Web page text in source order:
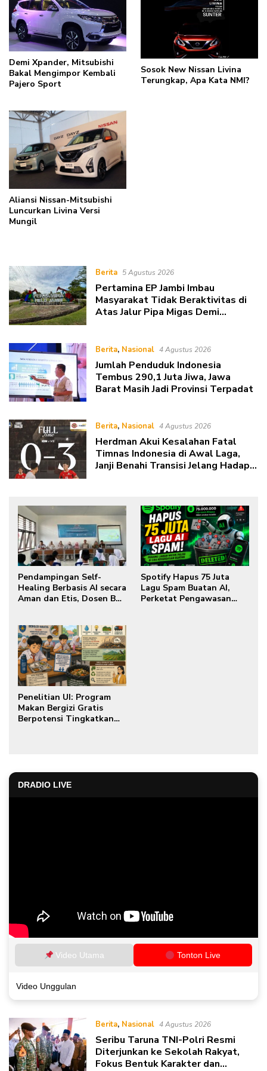
Demi Xpander, Mitsubishi
Bakal Mengimpor Kembali
Pajero Sport
Sosok New Nissan Livina
Terungkap, Apa Kata NMI?
Aliansi Nissan-Mitsubishi
Luncurkan Livina Versi
Mungil
Berita 5 Agustus 2026
Pertamina EP Jambi Imbau
Masyarakat Tidak Beraktivitas di
Atas Jalur Pipa Migas Demi
Berita, Nasional 4 Agustus 2026
Jumlah Penduduk Indonesia
Tembus 290,1 Juta Jiwa, Jawa
Barat Masih Jadi Provinsi Terpadat
Berita, Nasional 4 Agustus 2026
Herdman Akui Kesalahan Fatal
Timnas Indonesia di Awal Laga,
Janji Benahi Transisi Jelang Hadapi
Pendampingan Self-
Healing Berbasis AI secara
Aman dan Etis, Dosen BK
Jambi Literasi Digital dan
Kesehatan Mental
Spotify Hapus 75 Juta
Lagu Spam Buatan AI,
Perketat Pengawasan
Penelitian UI: Program
Makan Bergizi Gratis
Berpotensi Tingkatkan
DRADIO LIVE
Video Utama Tonton Live
Video Unggulan
Berita, Nasional 4 Agustus 2026
Seribu Taruna TNI-Polri Resmi
Diterjunkan ke Sekolah Rakyat,
Fokus Bentuk Karakter dan